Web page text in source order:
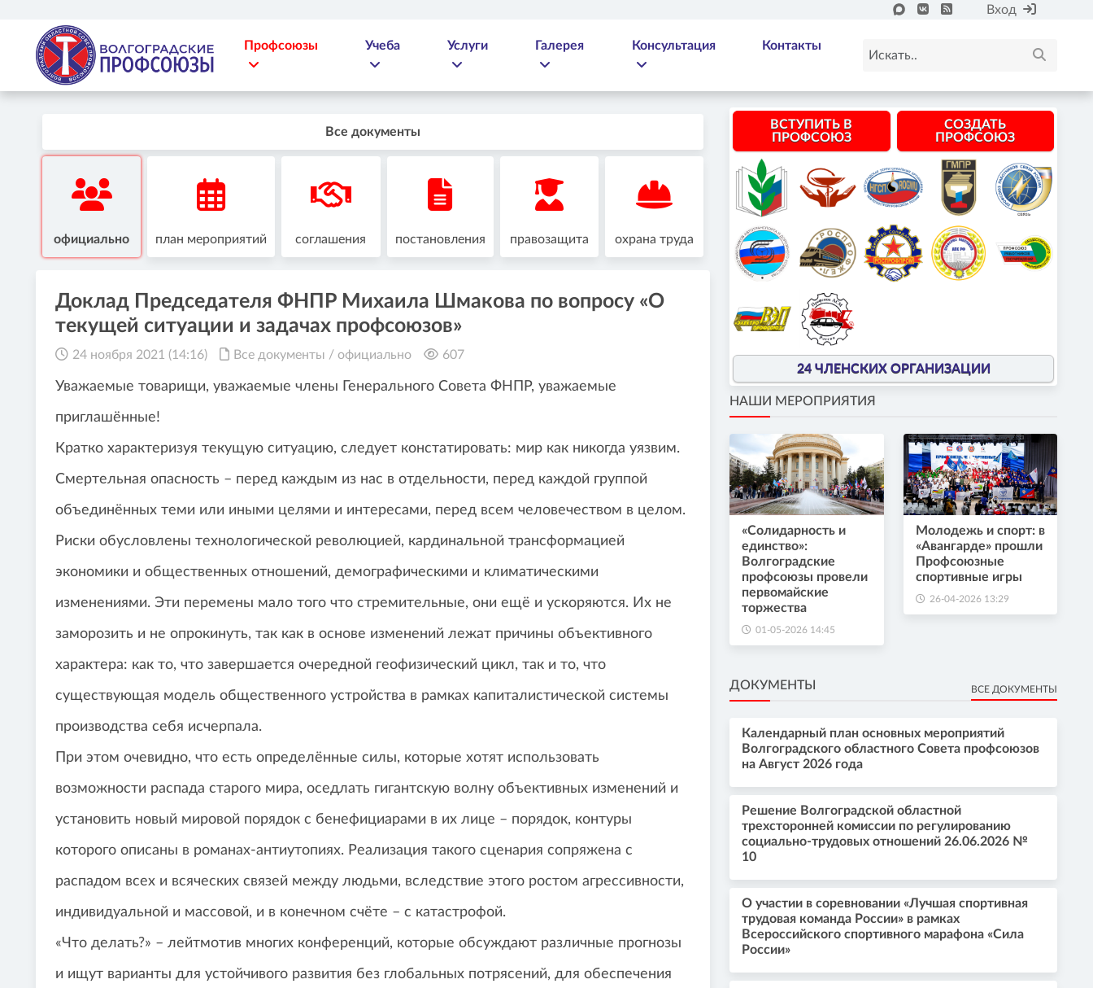
Вход
Профсоюзы Учеба Услуги Галерея Консультация Контакты
Все документы
официально план мероприятий соглашения постановления правозащита охрана труда
Доклад Председателя ФНПР Михаила Шмакова по вопросу «О
текущей ситуации и задачах профсоюзов»
24 ноября 2021 (14:16) Все документы / официально 607
Уважаемые товарищи, уважаемые члены Генерального Совета ФНПР, уважаемые
приглашённые!
Кратко характеризуя текущую ситуацию, следует констатировать: мир как никогда уязвим.
Смертельная опасность – перед каждым из нас в отдельности, перед каждой группой
объединённых теми или иными целями и интересами, перед всем человечеством в целом.
Риски обусловлены технологической революцией, кардинальной трансформацией
экономики и общественных отношений, демографическими и климатическими
изменениями. Эти перемены мало того что стремительные, они ещё и ускоряются. Их не
заморозить и не опрокинуть, так как в основе изменений лежат причины объективного
характера: как то, что завершается очередной геофизический цикл, так и то, что
существующая модель общественного устройства в рамках капиталистической системы
производства себя исчерпала.
При этом очевидно, что есть определённые силы, которые хотят использовать
возможности распада старого мира, оседлать гигантскую волну объективных изменений и
установить новый мировой порядок с бенефициарами в их лице – порядок, контуры
которого описаны в романах-антиутопиях. Реализация такого сценария сопряжена с
распадом всех и всяческих связей между людьми, вследствие этого ростом агрессивности,
индивидуальной и массовой, и в конечном счёте – с катастрофой.
«Что делать?» – лейтмотив многих конференций, которые обсуждают различные прогнозы
и ищут варианты для устойчивого развития без глобальных потрясений, для обеспечения
ВСТУПИТЬ В
ПРОФСОЮЗ
СОЗДАТЬ
ПРОФСОЮЗ
24 ЧЛЕНСКИХ ОРГАНИЗАЦИИ
НАШИ МЕРОПРИЯТИЯ
«Солидарность и
единство»:
Волгоградские
профсоюзы провели
первомайские
торжества
01-05-2026 14:45
Молодежь и спорт: в
«Авангарде» прошли
Профсоюзные
спортивные игры
26-04-2026 13:29
ДОКУМЕНТЫ ВСЕ ДОКУМЕНТЫ
Календарный план основных мероприятий
Волгоградского областного Совета профсоюзов
на Август 2026 года
Решение Волгоградской областной
трехсторонней комиссии по регулированию
социально-трудовых отношений 26.06.2026 №
10
О участии в соревновании «Лучшая спортивная
трудовая команда России» в рамках
Всероссийского спортивного марафона «Сила
России»